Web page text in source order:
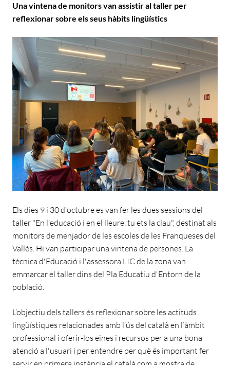
Una vintena de monitors van assistir al taller per
reflexionar sobre els seus hàbits lingüístics
Els dies 9 i 30 d'octubre es van fer les dues sessions del
taller "En l'educació i en el lleure, tu ets la clau", destinat als
monitors de menjador de les escoles de les Franqueses del
Vallès. Hi van participar una vintena de persones. La
tècnica d'Educació i l'assessora LIC de la zona van
emmarcar el taller dins del Pla Educatiu d'Entorn de la
població.
L’objectiu dels tallers és reflexionar sobre les actituds
lingüístiques relacionades amb l’ús del català en l’àmbit
professional i oferir-los eines i recursos per a una bona
atenció a l'usuari i per entendre per què és important fer